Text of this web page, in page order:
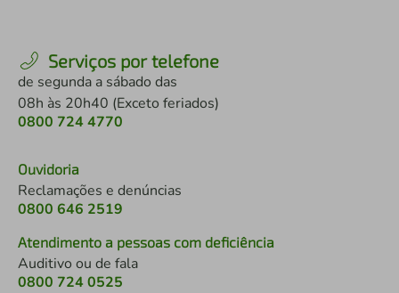
Serviços por telefone
de segunda a sábado das
08h às 20h40 (Exceto feriados)
0800 724 4770
Ouvidoria
Reclamações e denúncias
0800 646 2519
Atendimento a pessoas com deficiência
Auditivo ou de fala
0800 724 0525